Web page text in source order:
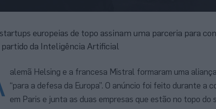
europeias de topo assinam uma parceria para
da Inteligência Artificial
alemã Helsing e a francesa Mistral formaram uma
“para a defesa da Europa”. O anúncio foi feito durante a
em Paris e junta as duas empresas que estão no topo do